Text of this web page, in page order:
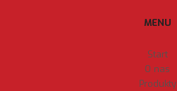
MENU
Start
O nas
Produkty